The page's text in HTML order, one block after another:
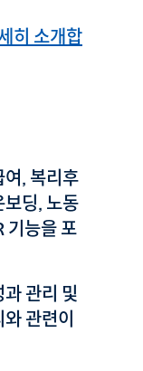
히 소개합
, 복리후
보딩, 노동
기능을 포
관리 및
관련이